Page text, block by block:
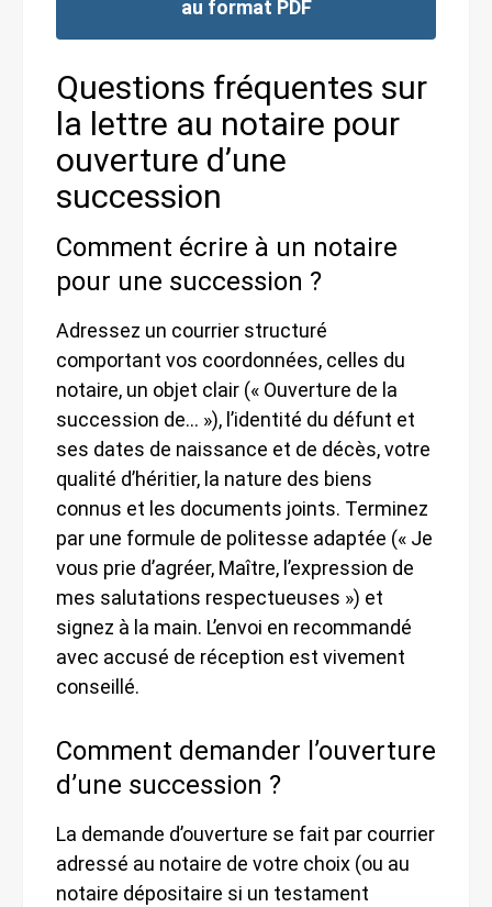
au format PDF
Questions fréquentes sur
la lettre au notaire pour
ouverture d’une
succession
Comment écrire à un notaire
pour une succession ?
Adressez un courrier structuré
comportant vos coordonnées, celles du
notaire, un objet clair (« Ouverture de la
succession de… »), l’identité du défunt et
ses dates de naissance et de décès, votre
qualité d’héritier, la nature des biens
connus et les documents joints. Terminez
par une formule de politesse adaptée (« Je
vous prie d’agréer, Maître, l’expression de
mes salutations respectueuses ») et
signez à la main. L’envoi en recommandé
avec accusé de réception est vivement
conseillé.
Comment demander l’ouverture
d’une succession ?
La demande d’ouverture se fait par courrier
adressé au notaire de votre choix (ou au
notaire dépositaire si un testament